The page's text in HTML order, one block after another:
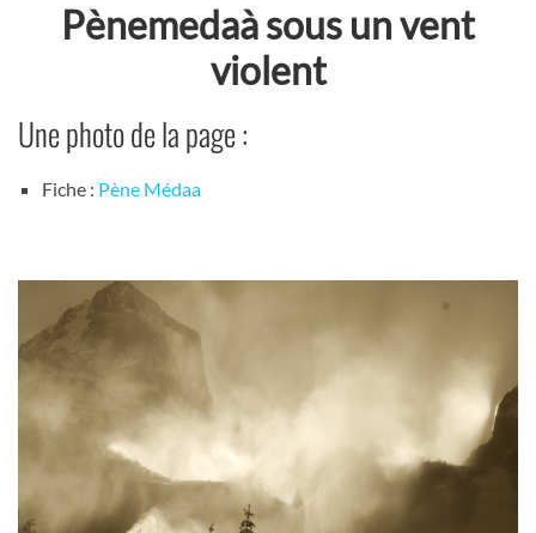
Pènemedaà sous un vent
violent
Une photo de la page :
Fiche : Pène Médaa